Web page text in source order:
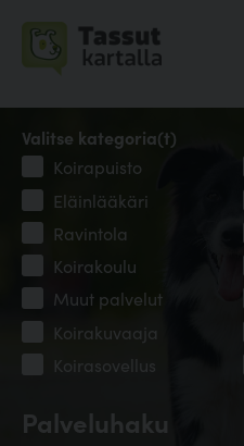
Palveluhaku
Valitse kategoria(t)
Koirapuisto
Eläinlääkäri
Ravintola
Koirakoulu
Muut palvelut
Koirakuvaaja
Koirasovellus